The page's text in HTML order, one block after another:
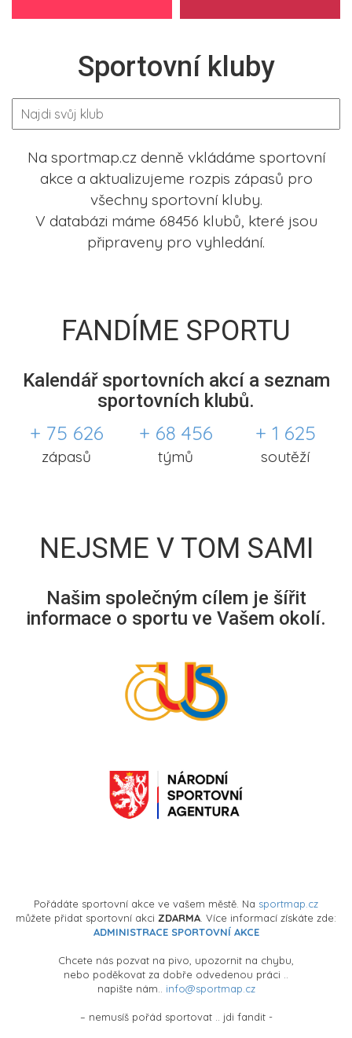
Sportovní kluby
Na sportmap.cz denně vkládáme sportovní
akce a aktualizujeme rozpis zápasů pro
všechny sportovní kluby.
V databázi máme 68456 klubů, které jsou
připraveny pro vyhledání.
FANDÍME SPORTU
Kalendář sportovních akcí a seznam
sportovních klubů.
+ 75 626
zápasů
+ 68 456
týmů
+ 1 625
soutěží
NEJSME V TOM SAMI
Našim společným cílem je šířit
informace o sportu ve Vašem okolí.
Pořádáte sportovní akce ve vašem městě. Na sportmap.cz
můžete přidat sportovní akci ZDARMA . Více informací získáte zde:
ADMINISTRACE SPORTOVNÍ AKCE
Chcete nás pozvat na pivo, upozornit na chybu,
nebo poděkovat za dobře odvedenou práci ..
napište nám.. info@sportmap.cz
– nemusíš pořád sportovat .. jdi fandit -